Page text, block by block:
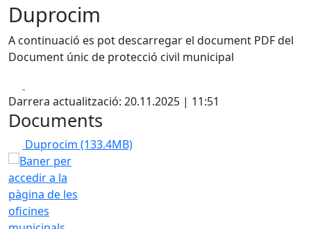
Duprocim
A continuació es pot descarregar el document PDF del
Document únic de protecció civil municipal
Darrera actualització: 20.11.2025 | 11:51
Documents
Duprocim (133.4MB)